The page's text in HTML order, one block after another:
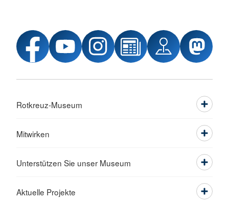
Rotkreuz-Museum
Mitwirken
Unterstützen Sie unser Museum
Aktuelle Projekte